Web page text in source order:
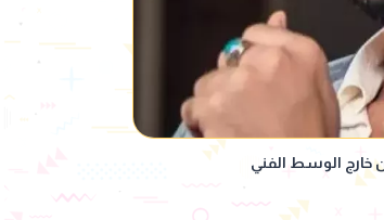
خارج الوسط الفني